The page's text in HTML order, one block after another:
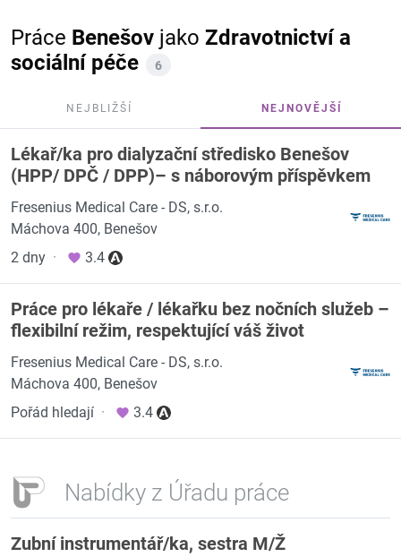
Práce Benešov jako Zdravotnictví a
sociální péče
6
NEJBLIŽŠÍ NEJNOVĚJŠÍ
Lékař/ka pro dialyzační středisko Benešov
(HPP/ DPČ / DPP)– s náborovým příspěvkem
Fresenius Medical Care - DS, s.r.o.
Máchova 400, Benešov
2 dny · 3.4
Práce pro lékaře / lékařku bez nočních služeb –
flexibilní režim, respektující váš život
Fresenius Medical Care - DS, s.r.o.
Máchova 400, Benešov
Pořád hledají · 3.4
Nabídky z Úřadu práce
Zubní instrumentář/ka, sestra M/Ž